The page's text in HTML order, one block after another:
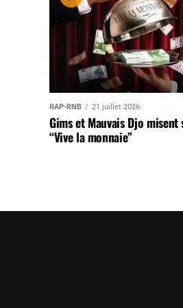
RAP-RNB 21 juillet 2026
Gims et Mauvais Djo misent
“Vive la monnaie”